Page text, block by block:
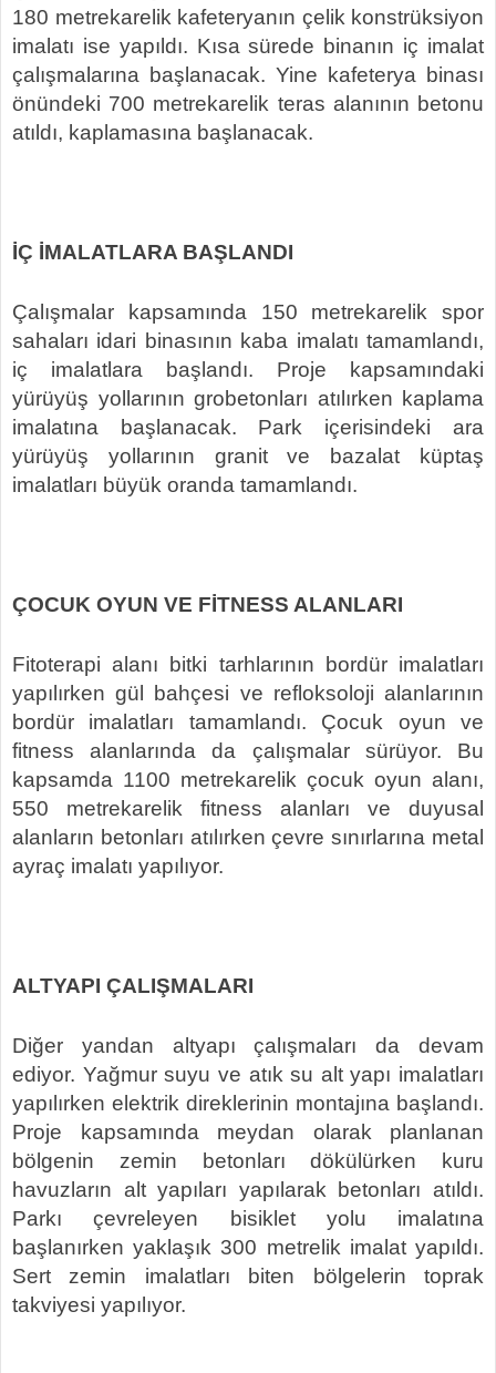
180 metrekarelik kafeteryanın çelik konstrüksiyon
imalatı ise yapıldı. Kısa sürede binanın iç imalat
çalışmalarına başlanacak. Yine kafeterya binası
önündeki 700 metrekarelik teras alanının betonu
atıldı, kaplamasına başlanacak.
İÇ İMALATLARA BAŞLANDI
Çalışmalar kapsamında 150 metrekarelik spor
sahaları idari binasının kaba imalatı tamamlandı,
iç imalatlara başlandı. Proje kapsamındaki
yürüyüş yollarının grobetonları atılırken kaplama
imalatına başlanacak.
Park içerisindeki ara
yürüyüş yollarının granit ve bazalat küptaş
imalatları büyük oranda tamamlandı.
ÇOCUK OYUN VE FİTNESS ALANLARI
Fitoterapi alanı bitki tarhlarının bordür imalatları
yapılırken gül bahçesi ve refloksoloji alanlarının
bordür imalatları tamamlandı. Çocuk oyun ve
fitness alanlarında da çalışmalar sürüyor. Bu
kapsamda 1100 metrekarelik çocuk oyun alanı,
550 metrekarelik fitness alanları ve duyusal
alanların betonları atılırken çevre sınırlarına metal
ayraç imalatı yapılıyor.
ALTYAPI ÇALIŞMALARI
Diğer yandan altyapı çalışmaları da devam
ediyor. Yağmur suyu ve atık su alt yapı imalatları
yapılırken elektrik direklerinin montajına başlandı.
Proje kapsamında meydan olarak planlanan
bölgenin zemin betonları dökülürken kuru
havuzların alt yapıları yapılarak betonları atıldı.
Parkı çevreleyen bisiklet yolu imalatına
başlanırken yaklaşık 300 metrelik imalat yapıldı.
Sert zemin imalatları biten bölgelerin toprak
takviyesi yapılıyor.